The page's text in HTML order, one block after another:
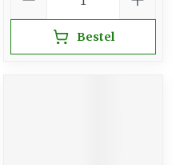
Bestel